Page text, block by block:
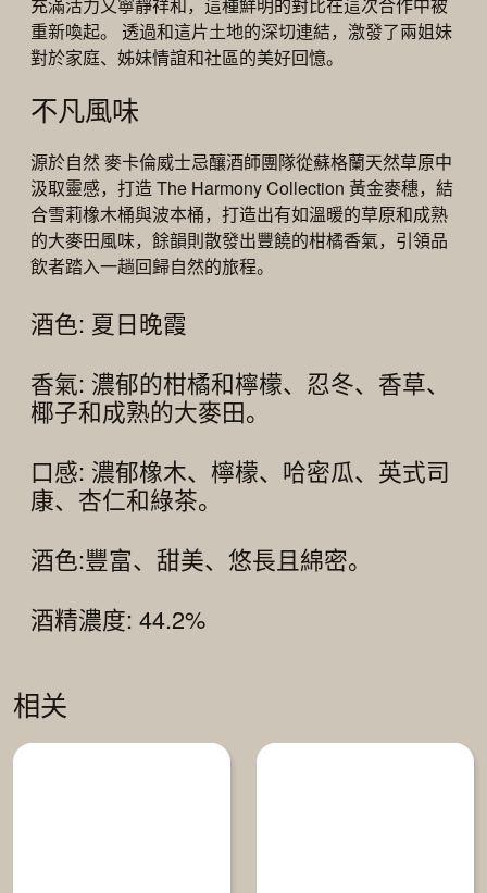
重新喚起。 透過和這片土地的深切連結，激發了兩姐妹
對於家庭、姊妹情誼和社區的美好回憶。
不凡風味
源於自然 麥卡倫威士忌釀酒師團隊從蘇格蘭天然草原中
汲取靈感，打造 The Harmony Collection 黃金麥穗，結
合雪莉橡木桶與波本桶，打造出有如溫暖的草原和成熟
的大麥田風味，餘韻則散發出豐饒的柑橘香氣，引領品
飲者踏入一趟回歸自然的旅程。
酒色: 夏日晚霞
香氣: 濃郁的柑橘和檸檬、忍冬、香草、
椰子和成熟的大麥田。
口感: 濃郁橡木、檸檬、哈密瓜、英式司
康、杏仁和綠茶。
酒色:豐富、甜美、悠長且綿密。
酒精濃度: 44.2%
相关